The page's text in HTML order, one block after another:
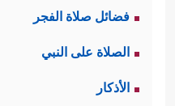
فضائل صلاة الفجر
الصلاة على النبي
الأذكار